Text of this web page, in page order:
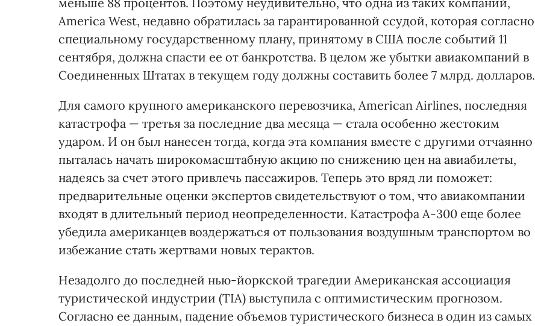
America West, недавно обратилась за гарантированной ссудой, которая согласно
специальному государственному плану, принятому в США после событий 11
сентября, должна спасти ее от банкротства. В целом же убытки авиакомпаний в
Соединенных Штатах в текущем году должны составить более 7 млрд. долларов.
Для самого крупного американского перевозчика, American Airlines, последняя
катастрофа — третья за последние два месяца — стала особенно жестоким
ударом. И он был нанесен тогда, когда эта компания вместе с другими отчаянно
пыталась начать широкомасштабную акцию по снижению цен на авиабилеты,
надеясь за счет этого привлечь пассажиров. Теперь это вряд ли поможет:
предварительные оценки экспертов свидетельствуют о том, что авиакомпании
входят в длительный период неопределенности. Катастрофа А-300 еще более
убедила американцев воздержаться от пользования воздушным транспортом во
избежание стать жертвами новых терактов.
Незадолго до последней нью-йоркской трагедии Американская ассоциация
туристической индустрии (TIA) выступила с оптимистическим прогнозом.
Согласно ее данным, падение объемов туристического бизнеса в один из самых